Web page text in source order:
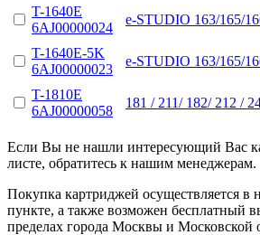
T-1640E
6AJ00000024
e-STUDIO 163/165/
T-1640E-5K
6AJ00000023
e-STUDIO 163/165/
T-1810E
6AJ00000058
181 / 211/ 182/ 212 /
Если Вы не нашли интересующий Вас
листе, обратитесь к нашим менеджерам.
Покупка картриджей осуществляется
пункте, а также возможен бесплатный
пределах города Москвы и Московской